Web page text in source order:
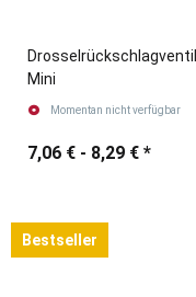
Mini
Momentan nicht verfügbar
7,06 € - 8,29 € *
Bestseller